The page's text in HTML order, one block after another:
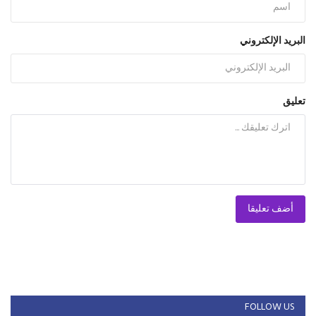
البريد الإلكتروني
تعليق
أضف تعليقا
FOLLOW US